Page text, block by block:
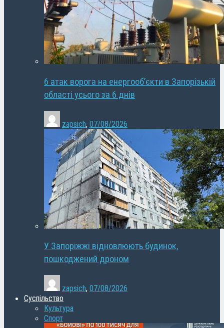
6 атак ворога на енергооб’єкти в Запорізькій
області усього за 6 днів
zapsich, 07/08/2026
У Запоріжжі відновлюють будинок,
пошкоджений дроном
zapsich, 07/08/2026
Суспільство
Культура
Спорт